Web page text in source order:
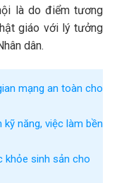
là do điểm tương
giáo với lý tưởng
dân.
mạng an toàn cho
năng, việc làm bền
khỏe sinh sản cho